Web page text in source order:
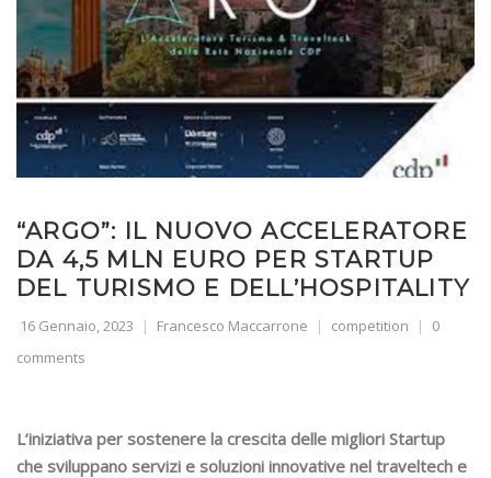
“ARGO”: IL NUOVO ACCELERATORE
DA 4,5 MLN EURO PER STARTUP
DEL TURISMO E DELL’HOSPITALITY
16 Gennaio, 2023 Francesco Maccarrone competition
0
comments
L’iniziativa per sostenere la crescita delle migliori Startup
che sviluppano servizi e soluzioni innovative nel traveltech e